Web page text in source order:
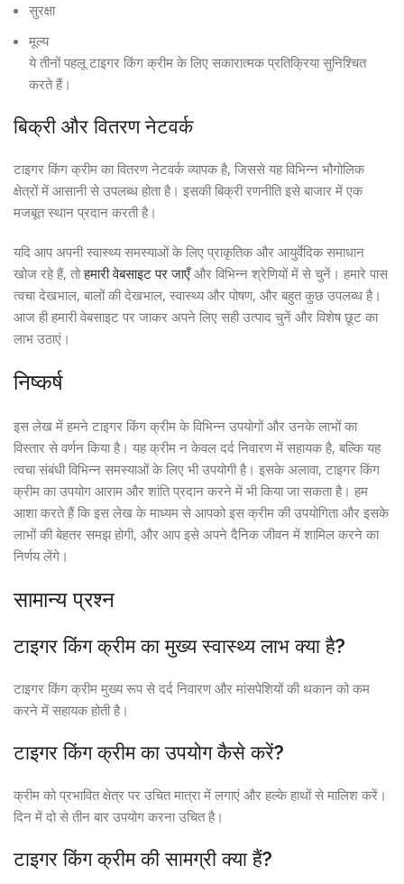
सुरक्षा
मूल्य
ये तीनों पहलू टाइगर किंग क्रीम के लिए सकारात्मक प्रतिक्रिया सुनिश्चित
करते हैं।
बिक्री और वितरण नेटवर्क
टाइगर किंग क्रीम का वितरण नेटवर्क व्यापक है, जिससे यह विभिन्न भौगोलिक
क्षेत्रों में आसानी से उपलब्ध होता है। इसकी बिक्री रणनीति इसे बाजार में एक
मजबूत स्थान प्रदान करती है।
यदि आप अपनी स्वास्थ्य समस्याओं के लिए प्राकृतिक और आयुर्वेदिक समाधान
खोज रहे हैं, तोहमारी वेबसाइट पर जाएँऔर विभिन्न श्रेणियों में से चुनें। हमारे पास
त्वचा देखभाल, बालों की देखभाल, स्वास्थ्य और पोषण, और बहुत कुछ उपलब्ध है।
आज ही हमारी वेबसाइट पर जाकर अपने लिए सही उत्पाद चुनें और विशेष छूट का
लाभ उठाएं।
निष्कर्ष
इस लेख में हमने टाइगर किंग क्रीम के विभिन्न उपयोगों और उनके लाभों का
विस्तार से वर्णन किया है। यह क्रीम न केवल दर्द निवारण में सहायक है, बल्कि यह
त्वचा संबंधी विभिन्न समस्याओं के लिए भी उपयोगी है। इसके अलावा, टाइगर किंग
क्रीम का उपयोग आराम और शांति प्रदान करने में भी किया जा सकता है। हम
आशा करते हैं कि इस लेख के माध्यम से आपको इस क्रीम की उपयोगिता और इसके
लाभों की बेहतर समझ होगी, और आप इसे अपने दैनिक जीवन में शामिल करने का
निर्णय लेंगे।
सामान्य प्रश्न
टाइगर किंग क्रीम का मुख्य स्वास्थ्य लाभ क्या है?
टाइगर किंग क्रीम मुख्य रूप से दर्द निवारण और मांसपेशियों की थकान को कम
करने में सहायक होती है।
टाइगर किंग क्रीम का उपयोग कैसे करें?
क्रीम को प्रभावित क्षेत्र पर उचित मात्रा में लगाएं और हल्के हाथों से मालिश करें।
दिन में दो से तीन बार उपयोग करना उचित है।
टाइगर किंग क्रीम की सामग्री क्या हैं?